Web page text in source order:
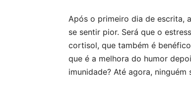
Após o primeiro dia de escrita,
se sentir pior. Será que o
cortisol, que também é
que é a melhora do humor
imunidade? Até agora, ninguém